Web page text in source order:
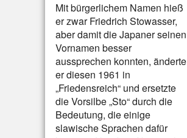
Mit bürgerlichem Namen hieß
er zwar Friedrich Stowasser,
aber damit die Japaner seinen
Vornamen besser
aussprechen konnten, änderte
er diesen 1961 in
„Friedensreich“ und ersetzte
die Vorsilbe „Sto“ durch die
Bedeutung, die einige
slawische Sprachen dafür